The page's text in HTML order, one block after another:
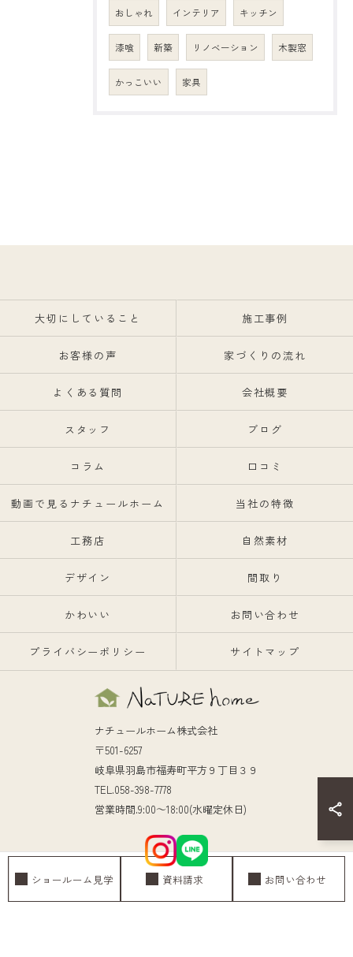
おしゃれ インテリア キッチン
漆喰 新築 リノベーション 木製窓
かっこいい 家具
ショールーム見学 資料請求 お問い合わせ
大切にしていること 施工事例
お客様の声 家づくりの流れ
よくある質問 会社概要
スタッフ ブログ
コラム 口コミ
動画で見るナチュールホーム 当社の特徴
工務店 自然素材
デザイン 間取り
かわいい お問い合わせ
プライバシーポリシー サイトマップ
ナチュールホーム株式会社
〒501-6257
岐阜県羽島市福寿町平方９丁目３９
TEL.058-398-7778
営業時間.9:00～18:00(水曜定休日)
© 2026 岐阜の注文住宅ならナチュールホーム株式会社 ALL RIGHTS RESERVED.